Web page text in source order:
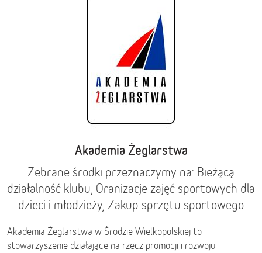
Akademia Żeglarstwa
Zebrane środki przeznaczymy na: Bieżącą
działalność klubu, Oranizacje zajęć sportowych dla
dzieci i młodzieży, Zakup sprzętu sportowego
Akademia Żeglarstwa w Środzie Wielkopolskiej to
stowarzyszenie działające na rzecz promocji i rozwoju